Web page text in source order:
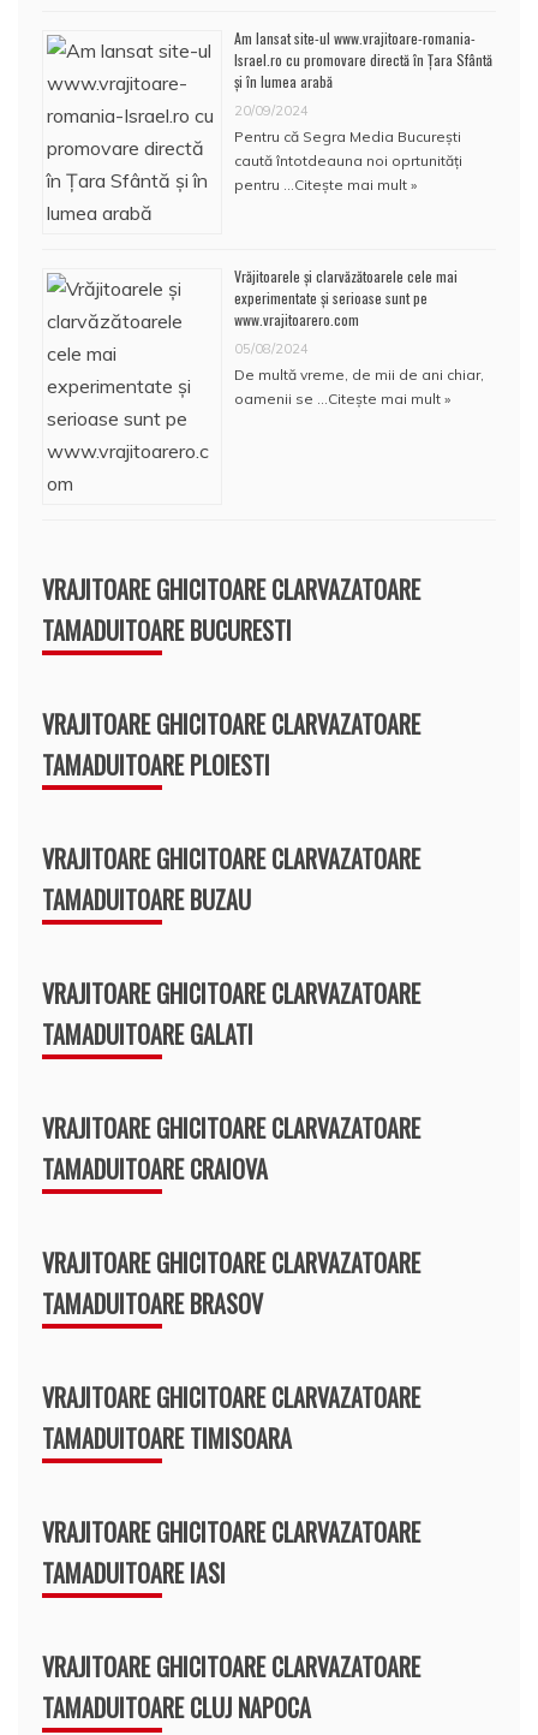
Am lansat site-ul www.vrajitoare-romania-
Israel.ro cu promovare directă în Țara Sfântă
și în lumea arabă
20/09/2024
Pentru că Segra Media București
caută întotdeauna noi oprtunități
pentru …Citește mai mult »
Vrăjitoarele și clarvăzătoarele cele mai
experimentate și serioase sunt pe
www.vrajitoarero.com
05/08/2024
De multă vreme, de mii de ani chiar,
oamenii se …Citește mai mult »
VRAJITOARE GHICITOARE CLARVAZATOARE
TAMADUITOARE BUCURESTI
VRAJITOARE GHICITOARE CLARVAZATOARE
TAMADUITOARE PLOIESTI
VRAJITOARE GHICITOARE CLARVAZATOARE
TAMADUITOARE BUZAU
VRAJITOARE GHICITOARE CLARVAZATOARE
TAMADUITOARE GALATI
VRAJITOARE GHICITOARE CLARVAZATOARE
TAMADUITOARE CRAIOVA
VRAJITOARE GHICITOARE CLARVAZATOARE
TAMADUITOARE BRASOV
VRAJITOARE GHICITOARE CLARVAZATOARE
TAMADUITOARE TIMISOARA
VRAJITOARE GHICITOARE CLARVAZATOARE
TAMADUITOARE IASI
VRAJITOARE GHICITOARE CLARVAZATOARE
TAMADUITOARE CLUJ NAPOCA